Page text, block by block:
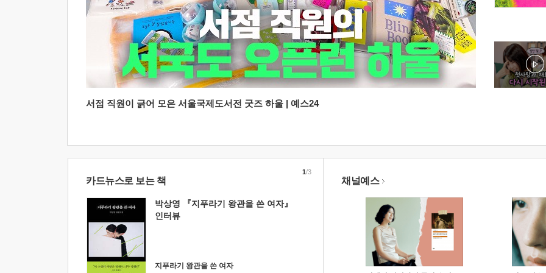
서점 직원이 긁어 모은 서울국제도서전 굿즈 하울 | 예스24
카드뉴스로 보는 책
박상영 『지푸라기 왕관을 쓴 여자』
인터뷰
지푸라기 왕관을 쓴 여자
1/3
채널예스